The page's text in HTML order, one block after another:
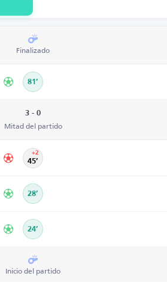
Finalizado
81’
3 - 0
Mitad del partido
45’
+2
28’
24’
Inicio del partido